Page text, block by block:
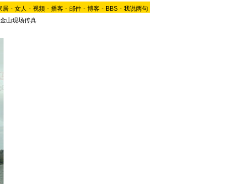
居 - 女人 - 视频 - 播客 - 邮件 - 博客 - BBS - 我说两句
金山现场传真